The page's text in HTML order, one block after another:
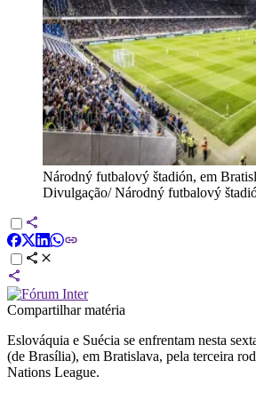
Národný futbalový štadión, em
Divulgação/ Národný futbalový
Compartilhar matéria
Eslováquia e Suécia se enfrentam nesta
(de Brasília), em Bratislava, pela terceira
Nations League.